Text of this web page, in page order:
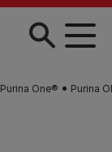
Purina One® Purina